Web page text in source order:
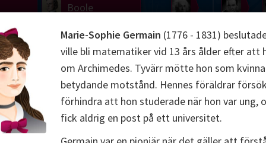
von
Cox
Einstein
Russell
Kovalevskaya
Carroll
Dedekind
Riemann
Cayley
Boole
Jacobi
Hamilton
Cauchy
Somerville
Marie-Sophie Germain (1776 - 1831)
ville bli matematiker vid 13 års ålder efter att
om Archimedes. Tyvärr mötte hon som
betydande motstånd. Hennes föräldrar
förhindra att hon studerade när hon var ung,
fick aldrig en post på ett universitet.